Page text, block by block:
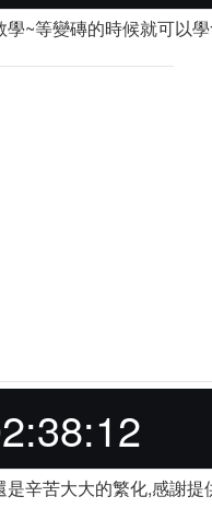
學~等變磚的時候就可以
是辛苦大大的繁化,感謝提